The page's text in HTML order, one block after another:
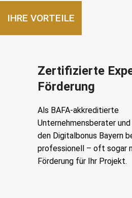
IHRE VORTEILE
Zertifizierte
Förderung
Als BAFA-akkreditierte
Unternehmensberater
den Digitalbonus Bayern
professionell – oft sogar
Förderung für Ihr Projekt.